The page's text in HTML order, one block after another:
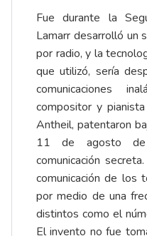
Fue durante la
Lamarr desarrolló un
por radio, y la
que utilizó, sería
comunicaciones
compositor y
Antheil, patentaron
11 de agosto
comunicación
comunicación de los
por medio de una
distintos como el
El invento no fue